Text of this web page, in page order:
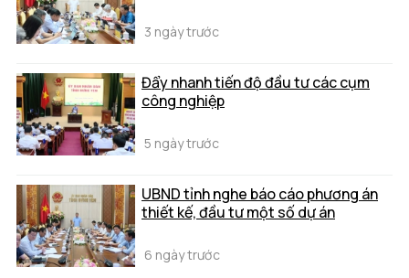
3 ngày trước
Đẩy nhanh tiến độ đầu tư các cụm
công nghiệp
5 ngày trước
UBND tỉnh nghe báo cáo phương án
thiết kế, đầu tư một số dự án
6 ngày trước